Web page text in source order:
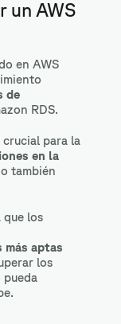
un AWS
en AWS
de
RDS.
para la
en la
también
que los
aptas
los
pueda